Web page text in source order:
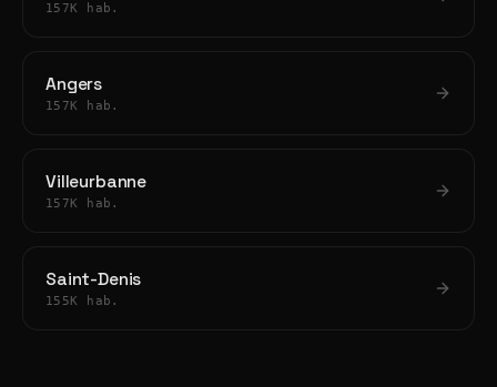
157K hab.
Angers
157K hab.
Villeurbanne
157K hab.
Saint-Denis
155K hab.